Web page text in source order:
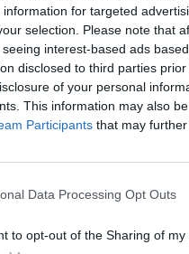
information for targeted
selection. Please note that
interest-based ads
disclosed to third parties
of your personal
This information may also
Participants that may
Data Processing Opt Outs
to opt-out of the Sharing of my